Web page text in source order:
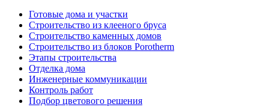
Готовые дома и участки
Строительство из клееного бруса
Строительство каменных домов
Строительство из блоков Porotherm
Этапы строительства
Отделка дома
Инженерные коммуникации
Контроль работ
Подбор цветового решения